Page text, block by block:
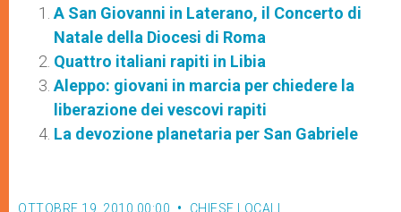
A San Giovanni in Laterano, il Concerto di
Natale della Diocesi di Roma
Quattro italiani rapiti in Libia
Aleppo: giovani in marcia per chiedere la
liberazione dei vescovi rapiti
La devozione planetaria per San Gabriele
OTTOBRE 19, 2010 00:00 CHIESE LOCALI